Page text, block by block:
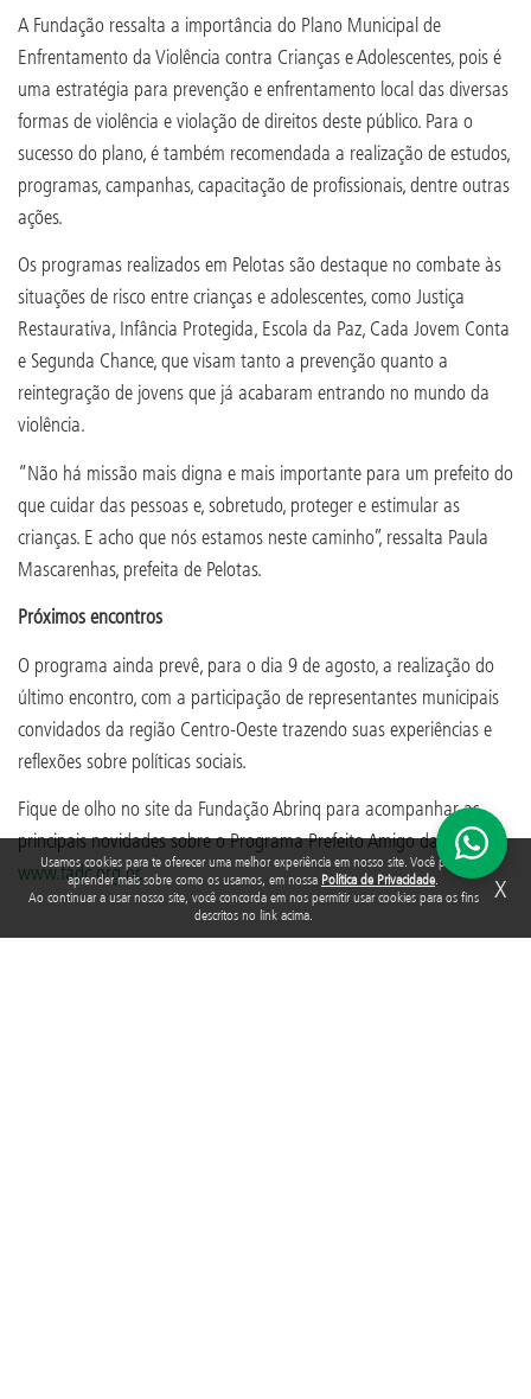
Usamos cookies para te oferecer uma melhor experiência em nosso site. Você pode
aprender mais sobre como os usamos, em nossa Política de Privacidade.
Ao continuar a usar nosso site, você concorda em nos permitir usar cookies para os fins
descritos no link acima.
X
A Fundação ressalta a importância do Plano Municipal de
Enfrentamento da Violência contra Crianças e Adolescentes, pois é
uma estratégia para prevenção e enfrentamento local das diversas
formas de violência e violação de direitos deste público. Para o
sucesso do plano, é também recomendada a realização de estudos,
programas, campanhas, capacitação de profissionais, dentre outras
ações.
Os programas realizados em Pelotas são destaque no combate às
situações de risco entre crianças e adolescentes, como Justiça
Restaurativa, Infância Protegida, Escola da Paz, Cada Jovem Conta
e Segunda Chance, que visam tanto a prevenção quanto a
reintegração de jovens que já acabaram entrando no mundo da
violência.
“Não há missão mais digna e mais importante para um prefeito do
que cuidar das pessoas e, sobretudo, proteger e estimular as
crianças. E acho que nós estamos neste caminho”, ressalta Paula
Mascarenhas, prefeita de Pelotas.
Próximos encontros
O programa ainda prevê, para o dia 9 de agosto, a realização do
último encontro, com a participação de representantes municipais
convidados da região Centro-Oeste trazendo suas experiências e
reflexões sobre políticas sociais.
Fique de olho no site da Fundação Abrinq para acompanhar as
principais novidades sobre o Programa Prefeito Amigo da Criança:
www.fadc.org.br.